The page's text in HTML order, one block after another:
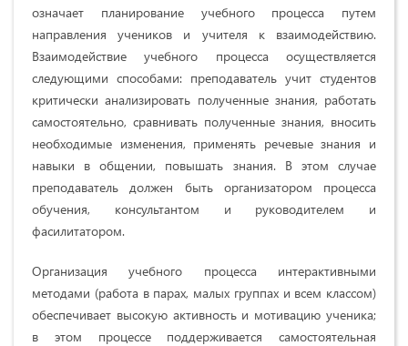
означает планирование учебного процесса путем
направления учеников и учителя к взаимодействию.
Взаимодействие учебного процесса осуществляется
следующими способами: преподаватель учит студентов
критически анализировать полученные знания, работать
самостоятельно, сравнивать полученные знания, вносить
необходимые изменения, применять речевые знания и
навыки в общении, повышать знания. В этом случае
преподаватель должен быть организатором процесса
обучения, консультантом и руководителем и
фасилитатором.
Организация учебного процесса интерактивными
методами (работа в парах, малых группах и всем классом)
обеспечивает высокую активность и мотивацию ученика;
в этом процессе поддерживается самостоятельная